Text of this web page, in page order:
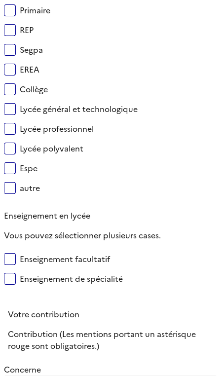
Primaire
REP
Segpa
EREA
Collège
Lycée général et technologique
Lycée professionnel
Lycée polyvalent
Espe
autre
Enseignement en lycée
Vous pouvez sélectionner plusieurs cases.
Enseignement facultatif
Enseignement de spécialité
Votre contribution
Contribution (Les mentions portant un astérisque
rouge sont obligatoires.)
Concerne